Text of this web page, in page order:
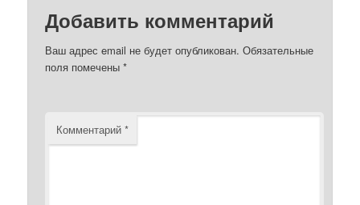
Добавить комментарий
Ваш адрес email не будет опубликован. Обязательные
поля помечены*
Комментарий*